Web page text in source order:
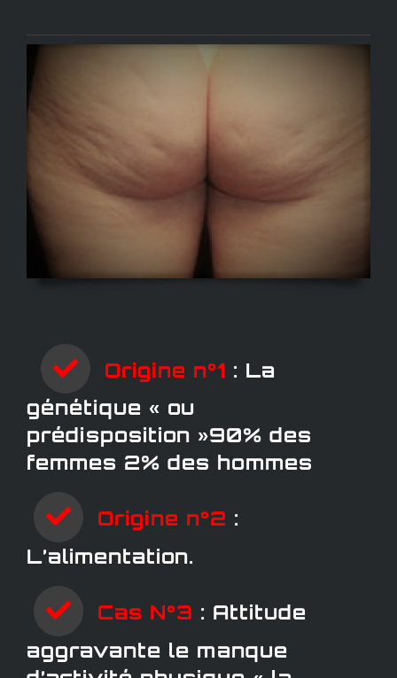
Origine n°1 : La
génétique « ou
prédisposition »90% des
femmes 2% des hommes
Origine n°2 :
L’alimentation.
Cas N°3 : Attitude
aggravante le manque